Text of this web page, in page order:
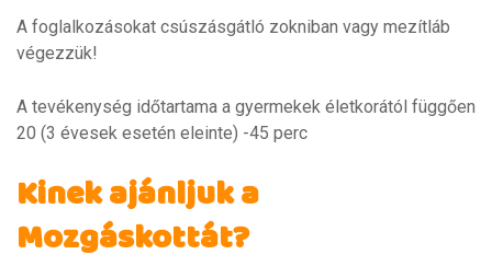
A foglalkozásokat csúszásgátló zokniban vagy mezítláb
végezzük!
A tevékenység időtartama a gyermekek életkorától függően
20 (3 évesek esetén eleinte) -45 perc
Kinek ajánljuk a
Mozgáskottát?